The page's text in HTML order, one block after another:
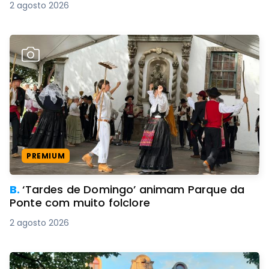
2 agosto 2026
PREMIUM
B.‘Tardes de Domingo’ animam Parque da
Ponte com muito folclore
2 agosto 2026